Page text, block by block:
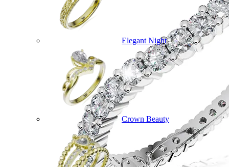
Elegant Night
Crown Beauty